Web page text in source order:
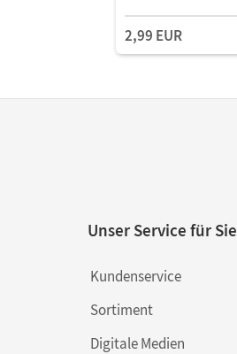
2,99 EUR
Unser Service für Sie
Kundenservice
Sortiment
Digitale Medien